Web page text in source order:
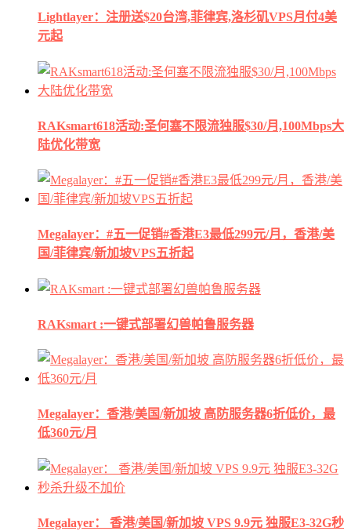
Lightlayer：注册送$20台湾,菲律宾,洛杉矶VPS月付4美
元起
RAKsmart618活动:圣何塞不限流独服$30/月,100Mbps大
陆优化带宽
Megalayer：#五一促销#香港E3最低299元/月，香港/美
国/菲律宾/新加坡VPS五折起
RAKsmart :一键式部署幻兽帕鲁服务器
Megalayer：香港/美国/新加坡 高防服务器6折低价，最
低360元/月
Megalayer： 香港/美国/新加坡 VPS 9.9元 独服E3-32G秒